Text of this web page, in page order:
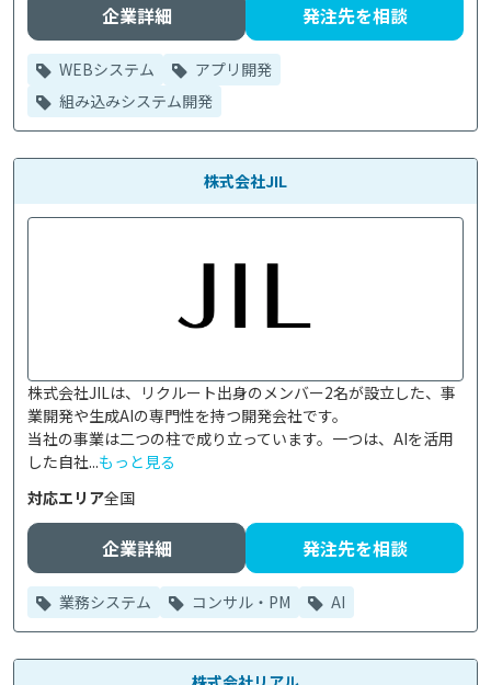
企業詳細 発注先を相談
WEBシステム
アプリ開発
組み込みシステム開発
株式会社JIL
株式会社JILは、リクルート出身のメンバー2名が設立した、事
業開発や生成AIの専門性を持つ開発会社です。
当社の事業は二つの柱で成り立っています。一つは、AIを活用
した自社...もっと見る
対応エリア全国
企業詳細 発注先を相談
業務システム コンサル・PM AI